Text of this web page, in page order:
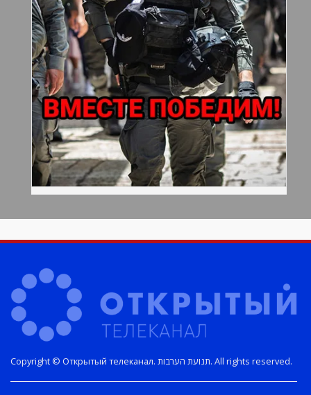
Copyright © Открытый телеканал. תנועת הערבות. All rights reserved.